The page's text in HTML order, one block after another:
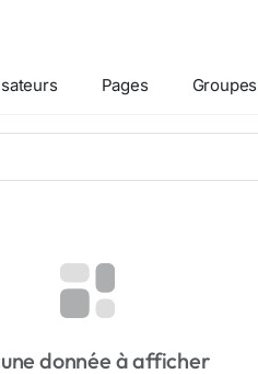
Pages Groupes
donnée à afficher